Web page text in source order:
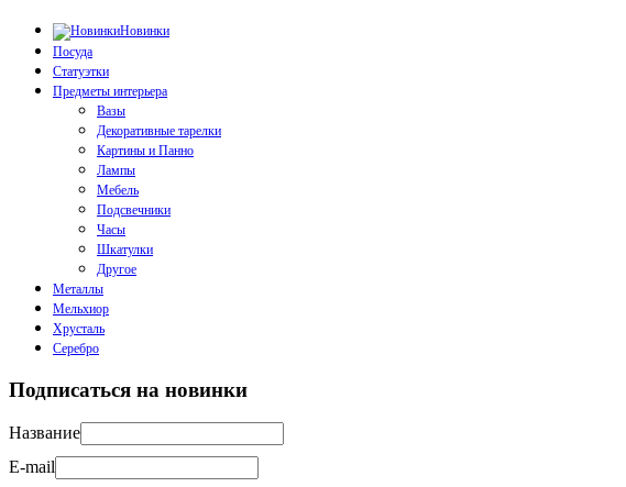
Новинки
Посуда
Статуэтки
Предметы интерьера
Вазы
Декоративные тарелки
Картины и Панно
Лампы
Мебель
Подсвечники
Часы
Шкатулки
Другое
Металлы
Мельхиор
Хрусталь
Серебро
Подписаться на новинки
Название
E-mail